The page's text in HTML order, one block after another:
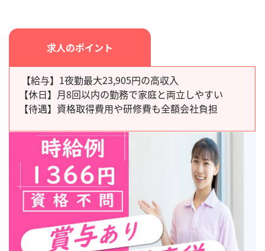
求人のポイント
【給与】1夜勤最大23,905円の高収入
【休日】 月8回以内の勤務で家庭と両立しやすい
【待遇】 資格取得費用や研修費も全額会社負担